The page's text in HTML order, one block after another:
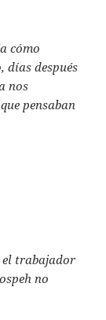
cómo
días después
nos
pensaban
el trabajador
no